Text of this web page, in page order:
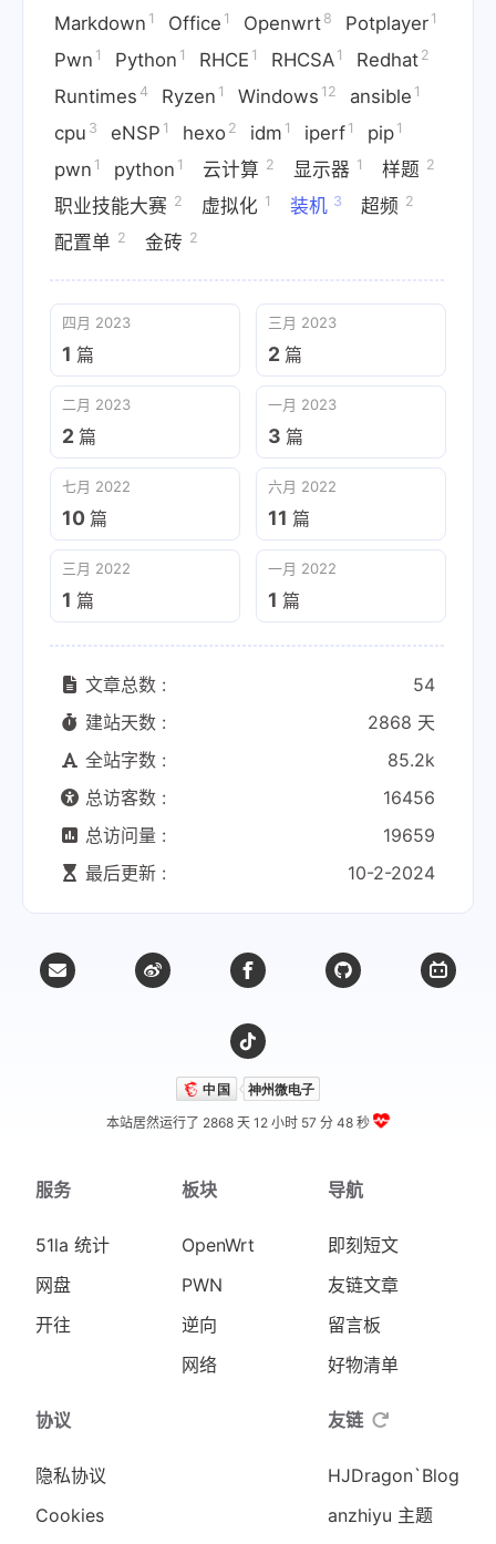
Markdown 1 Office 1 Openwrt 8 Potplayer 1
Pwn 1 Python 1 RHCE 1 RHCSA 1 Redhat 2
Runtimes 4 Ryzen 1 Windows 12 ansible 1
cpu 3 eNSP 1 hexo 2 idm 1 iperf 1 pip 1
pwn 1 python 1 云计算 2 显示器 1 样题 2
职业技能大赛 2 虚拟化 1 装机 3 超频 2
配置单 2 金砖 2
四月 2023
1 篇
三月 2023
2 篇
二月 2023
2 篇
一月 2023
3 篇
七月 2022
10 篇
六月 2022
11 篇
三月 2022
1 篇
一月 2022
1 篇
文章总数 :
54
建站天数 :
2868 天
全站字数 :
85.2k
总访客数 :
16456
总访问量 :
19659
最后更新 :
10-2-2024
本站居然运行了 2868 天12 小时 57 分 48 秒
服务
51la 统计
网盘
开往
板块
OpenWrt
PWN
逆向
网络
导航
即刻短文
友链文章
留言板
好物清单
协议
隐私协议
Cookies
友链
HJDragon`Blog
anzhiyu 主题